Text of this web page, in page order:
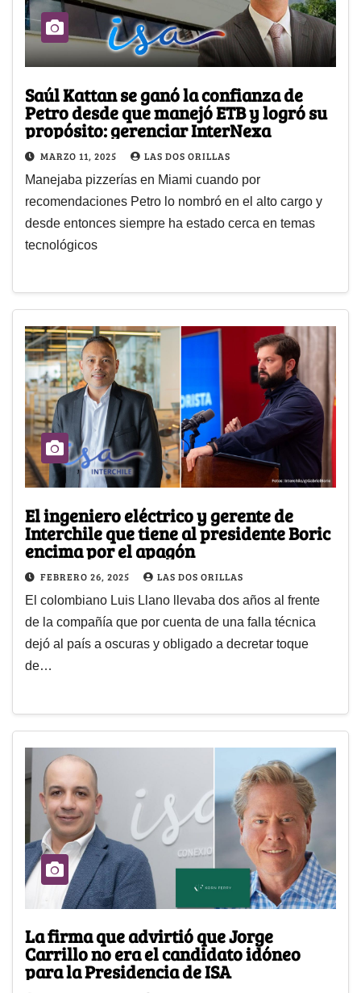
Saúl Kattan se ganó la confianza de
Petro desde que manejó ETB y logró su
propósito: gerenciar InterNexa
MARZO 11, 2025 LAS DOS ORILLAS
Manejaba pizzerías en Miami cuando por
recomendaciones Petro lo nombró en el alto cargo y
desde entonces siempre ha estado cerca en temas
tecnológicos
El ingeniero eléctrico y gerente de
Interchile que tiene al presidente Boric
encima por el apagón
FEBRERO 26, 2025 LAS DOS ORILLAS
El colombiano Luis Llano llevaba dos años al frente
de la compañía que por cuenta de una falla técnica
dejó al país a oscuras y obligado a decretar toque
de…
La firma que advirtió que Jorge
Carrillo no era el candidato idóneo
para la Presidencia de ISA